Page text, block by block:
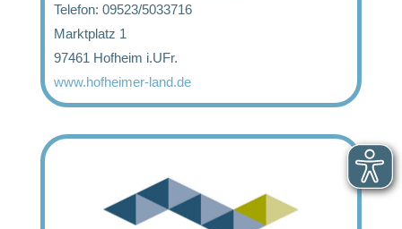
Telefon: 09523/5033716
Marktplatz 1
97461 Hofheim i.UFr.
www.hofheimer-land.de